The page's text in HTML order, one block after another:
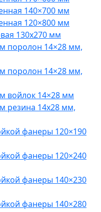
140×700 мм
120×800 мм
130x270 мм
поролон 14×28 мм,
поролон 14×28 мм,
войлок 14×28 мм
резина 14х28 мм,
фанеры 120×190
фанеры 120×240
фанеры 140×230
фанеры 140×280